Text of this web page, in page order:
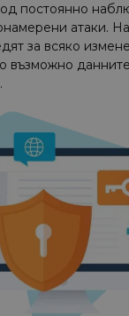
постоянно
атаки.
за всяко
възможно